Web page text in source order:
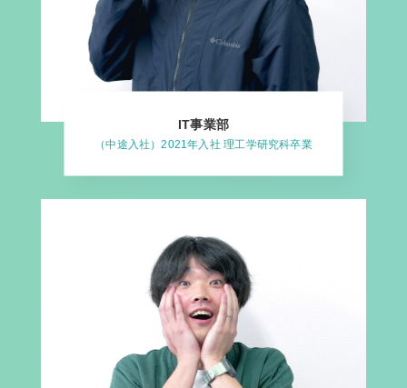
IT事業部
（中途入社）2021年入社 理工学研究科卒業